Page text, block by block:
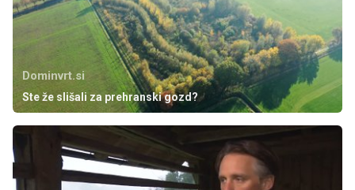
Dominvrt.si
Ste že slišali za prehranski gozd?